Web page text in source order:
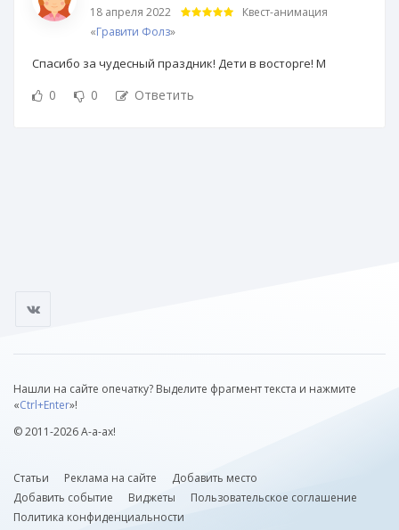
18 апреля 2022
Квест-анимация
«Гравити Фолз»
Спасибо за чудесный праздник! Дети в восторге! М
0 0 Ответить
Нашли на сайте опечатку? Выделите фрагмент текста и нажмите
«Ctrl+Enter»!
© 2011-2026 А-а-ах!
Статьи Реклама на сайте
Добавить место
Добавить событие
Виджеты
Пользовательское соглашение
Политика конфиденциальности